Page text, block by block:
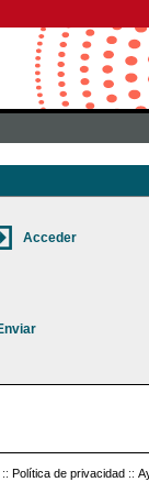
:: Política de privacidad ::